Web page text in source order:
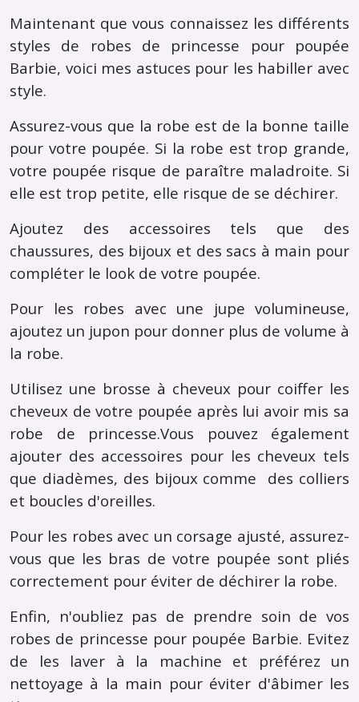
Maintenant que vous connaissez les différents
styles de robes de princesse pour poupée
Barbie, voici mes astuces pour les habiller avec
style.
Assurez-vous que la robe est de la bonne taille
pour votre poupée. Si la robe est trop grande,
votre poupée risque de paraître maladroite. Si
elle est trop petite, elle risque de se déchirer.
Ajoutez des accessoires tels que des
chaussures, des bijoux et des sacs à main pour
compléter le look de votre poupée.
Pour les robes avec une jupe volumineuse,
ajoutez un jupon pour donner plus de volume à
la robe.
Utilisez une brosse à cheveux pour coiffer les
cheveux de votre poupée après lui avoir mis sa
robe de princesse.Vous pouvez également
ajouter des accessoires pour les cheveux tels
que diadèmes, des bijoux comme des colliers
et boucles d'oreilles.
Pour les robes avec un corsage ajusté, assurez-
vous que les bras de votre poupée sont pliés
correctement pour éviter de déchirer la robe.
Enfin, n'oubliez pas de prendre soin de vos
robes de princesse pour poupée Barbie. Evitez
de les laver à la machine et préférez un
nettoyage à la main pour éviter d'âbimer les